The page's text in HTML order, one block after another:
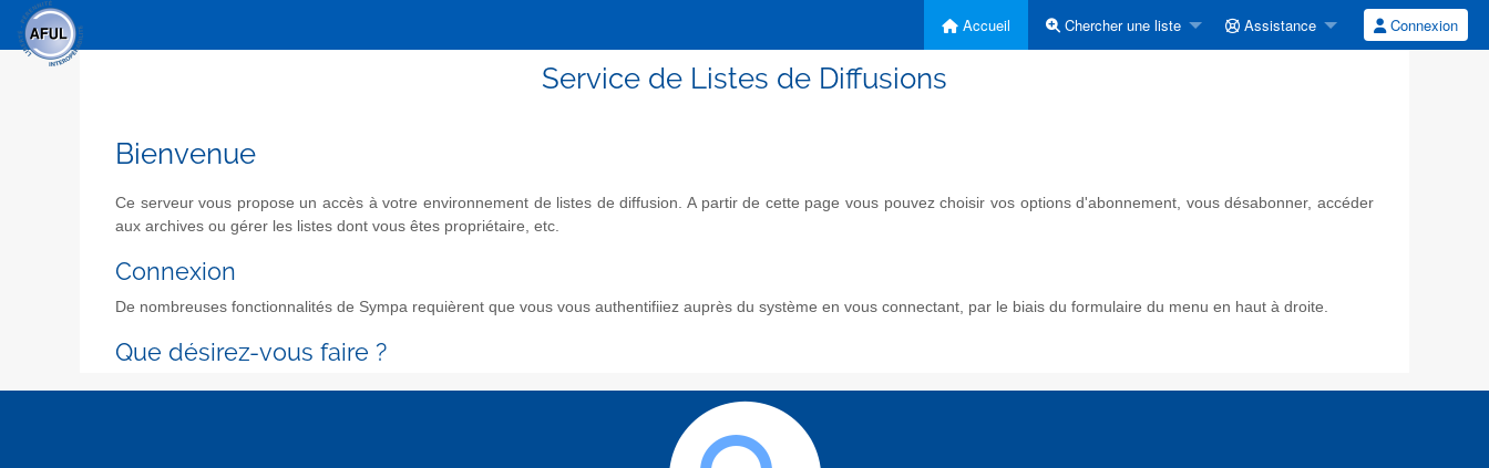
Accueil Chercher une liste Assistance Connexion
Service de Listes de Diffusions
Bienvenue
Ce serveur vous propose un accès à votre environnement de listes de diffusion. A partir de cette page vous pouvez choisir vos options d'abonnement, vous désabonner, accéder
aux archives ou gérer les listes dont vous êtes propriétaire, etc.
Connexion
De nombreuses fonctionnalités de Sympa requièrent que vous vous authentifiiez auprès du système en vous connectant, par le biais du formulaire du menu en haut à droite.
Que désirez-vous faire ?